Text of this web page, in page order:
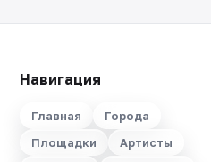
Навигация
Главная
Города
Площадки
Артисты